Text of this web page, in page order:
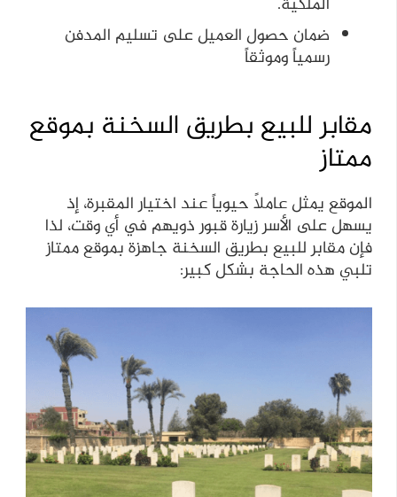
ضمان حصول العميل على تسليم المدفن
رسمياً وموثقاً
مقابر للبيع بطريق السخنة بموقع
ممتاز
الموقع يمثل عاملاً حيوياً عند اختيار المقبرة، إذ
يسهل على الأسر زيارة قبور ذويهم في أي وقت، لذا
فإن مقابر للبيع بطريق السخنة جاهزة بموقع ممتاز
تلبي هذه الحاجة بشكل كبير: